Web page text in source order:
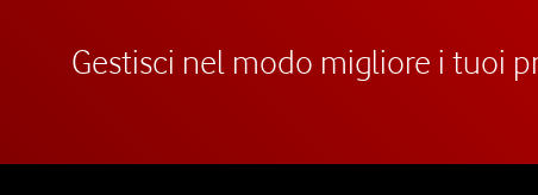
Gestisci nel modo migliore i tuoi